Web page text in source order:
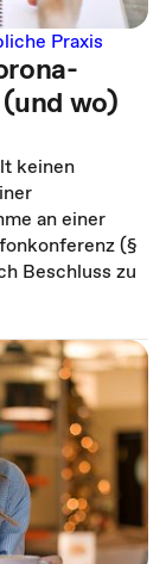
Praxis
wo)
keinen
an einer
(§
Beschluss zu